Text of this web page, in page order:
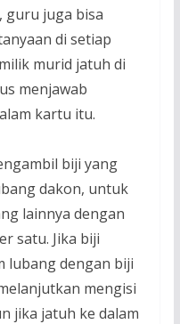
guru juga bisa
di setiap
murid jatuh di
menjawab
kartu itu.
biji yang
dakon, untuk
lainnya dengan
satu. Jika biji
lubang dengan biji
mengisi
jika jatuh ke dalam